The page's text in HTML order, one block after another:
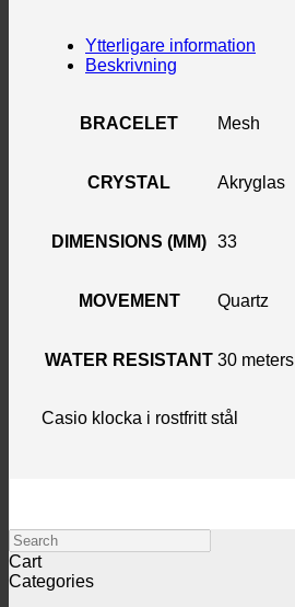
Ytterligare information
Beskrivning
BRACELET Mesh
CRYSTAL Akryglas
DIMENSIONS (MM) 33
MOVEMENT Quartz
WATER RESISTANT 30 meters
Casio klocka i rostfritt stål
Search
Cart
Categories